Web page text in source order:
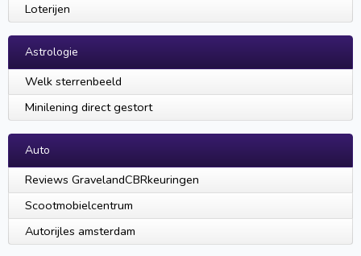
Loterijen
Astrologie
Welk sterrenbeeld
Minilening direct gestort
Auto
Reviews GravelandCBRkeuringen
Scootmobielcentrum
Autorijles amsterdam